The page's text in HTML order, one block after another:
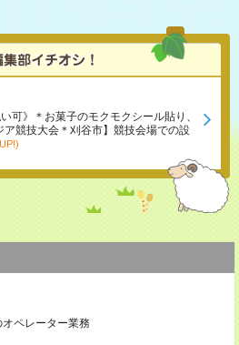
可》＊お菓子のモクモクシール貼り、
競技大会＊刈谷市】競技会場での設
オペレーター業務